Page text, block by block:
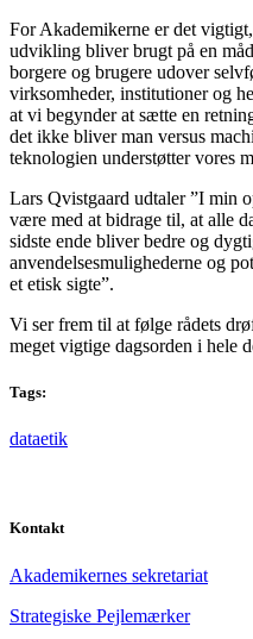
For Akademikerne er det
udvikling bliver brugt på en
borgere og brugere udover
virksomheder, institutioner og
at vi begynder at sætte en
det ikke bliver man versus
teknologien understøtter vores
Lars Qvistgaard udtaler ”I min
være med at bidrage til, at alle
sidste ende bliver bedre og
anvendelsesmulighederne og
et etisk sigte”.
Vi ser frem til at følge rådets
meget vigtige dagsorden i hele
Tags:
dataetik
Kontakt
Akademikernes sekretariat
Strategiske Pejlemærker